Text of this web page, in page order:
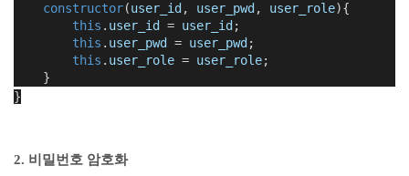
constructor(user_id , user_pwd , user_role){
this . user_id = user_id ;
this . user_pwd = user_pwd ;
this . user_role = user_role;
    }
}
2. 비밀번호 암호화